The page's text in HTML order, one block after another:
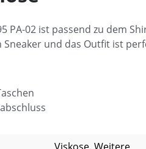
PA-02 ist passend zu dem
Sneaker und das Outfit ist